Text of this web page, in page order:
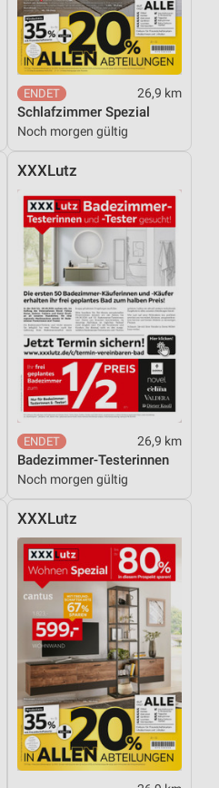
26,9 km
Schlafzimmer Spezial
Noch morgen gültig
XXXLutz
26,9 km
Badezimmer-Testerinnen
Noch morgen gültig
XXXLutz